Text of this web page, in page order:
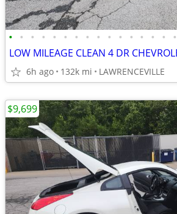
• • • • • • • • • • • • • • • •
6h ago 132k mi LAWRENCEVILLE
$9,699